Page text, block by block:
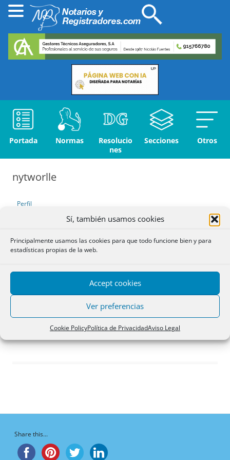
Sí, también usamos cookies
Principalmente usamos las cookies para que todo funcione bien y para
estadísticas propias de la web.
Accept cookies
Ver preferencias
Cookie PolicyPolítica de PrivacidadAviso Legal
Portada Normas
Resolucio
nes
Secciones Otros
nytworlle
Perfil
Debates iniciados
Respuestas creadas
Participaciones
Favoritos
iniciados
¡Vaya, no hay debates aquí!
Share this...